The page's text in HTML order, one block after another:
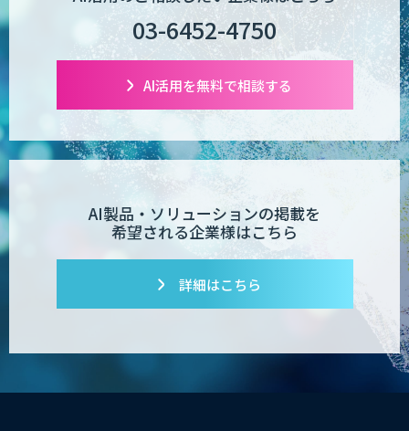
03-6452-4750
AI活用を無料で相談する
AI製品・ソリューションの掲載を
希望される企業様はこちら
詳細はこちら